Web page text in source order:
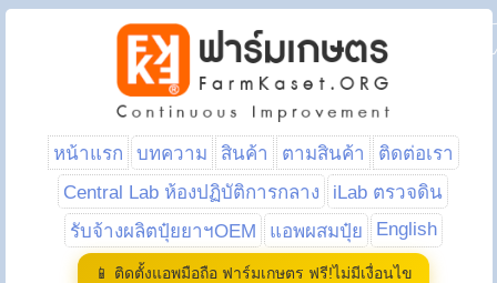
หน้าแรก บทความ สินค้า ตามสินค้า
ติดต่อเรา
Central Lab ห้องปฏิบัติการกลาง
iLab ตรวจดิน
รับจ้างผลิตปุ๋ยยาฯOEM
แอพผสมปุ๋ย English
📱 ติดตั้งแอพมือถือ ฟาร์มเกษตร ฟรี!ไม่มีเงื่อนไข